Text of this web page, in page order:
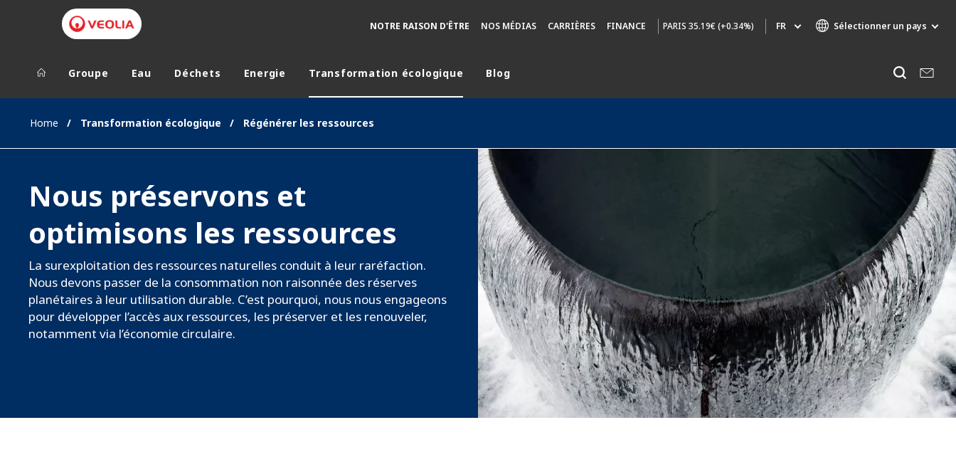
NOTRE RAISON D'ÊTRE NOS MÉDIAS CARRIÈRES FINANCE PARIS 35.19€ (+0.34%) FR Sélectionner un pays
Groupe Veolia
CAMPUS
FONDATION
INSTITUT
Dans le monde
AMÉRIQUE LATINE
ASIE
AUSTRALIE ET NOUVELLE ZÉLANDE
EUROPE
SEDE BENELUX
VEOLIA AGRICULTURE
WATER TECHNOLOGIES
Groupe Eau Déchets Energie Transformation écologique Blog
Home Transformation écologique Régénérer les ressources
Nous préservons et
optimisons les ressources
La surexploitation des ressources naturelles conduit à leur raréfaction.
Nous devons passer de la consommation non raisonnée des réserves
planétaires à leur utilisation durable. C’est pourquoi, nous nous engageons
pour développer l’accès aux ressources, les préserver et les renouveler,
notamment via l’économie circulaire.